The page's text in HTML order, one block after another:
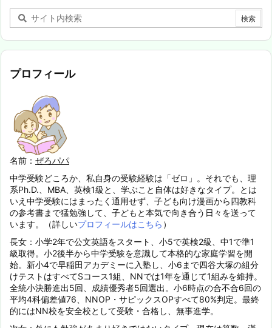
プロフィール
名前： ぜろパパ
中学受験どころか、私自身の受験経験は「ゼロ」。それでも、理
系Ph.D.、MBA、英検1級と、学ぶこと自体は好きなタイプ。とは
いえ中学受験にはまったく通用せず、子ども向け漫画から四教科
の参考書まで猛勉強して、子どもと本気で向き合う日々を送って
います。（詳しいプロフィールはこちら ）
長女：小学2年で公文英語をスタート、小5で英検2級、中1で準1
級取得。小2後半から中学受験を意識して本格的な家庭学習を開
始。新小4で早稲田アカデミーに入塾し、小6まで四谷大塚の組分
けテストはすべてSコース1組、NNでは1年を通じて1組みを維持。
全統小決勝進出5回、成績優秀者5回選出。小6時点の合不合6回の
平均4科偏差値76、NNOP・サピックスOPすべて80%判定。最終
的にはNN校を安全校として受験・合格し、無事進学。